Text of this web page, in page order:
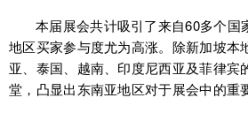
本届展会共计吸引了来自60多个国
地区买家参与度尤为高涨。除新加坡本
亚、泰国、越南、印度尼西亚及菲律宾
堂，凸显出东南亚地区对于展会中的重